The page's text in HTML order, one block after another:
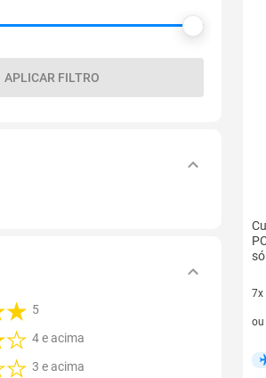
APLICAR FILTRO
5
4 e acima
3 e acima
7x
7
ou